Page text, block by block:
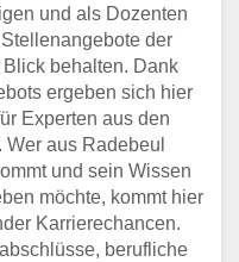
und als Dozenten
der
behalten. Dank
ergeben sich hier
Experten aus den
aus Radebeul
und sein Wissen
möchte, kommt hier
Karrierechancen.
berufliche